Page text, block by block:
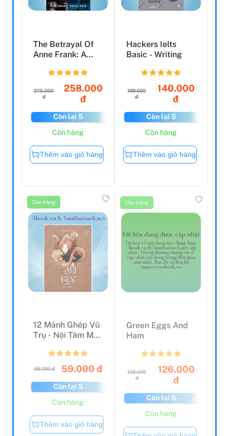
The Betrayal Of
Anne Frank: A
Investigat...
275.000
đ
258.000
đ
Còn lại 5
Còn hàng
Thêm vào giỏ hàng
Hackers Ielts
Basic - Writing
199.000
đ
140.000
đ
Còn lại 5
Còn hàng
Thêm vào giỏ hàng
12 Mảnh Ghép Vũ
Trụ - Nội Tâm Ma
Kết
59.000 đ
Còn lại 5
Còn hàng
Thêm vào giỏ hàng
Còn hàng
Green Eggs And
Ham
đ
126.000
đ
Còn lại 5
Còn hàng
Thêm vào giỏ hàng